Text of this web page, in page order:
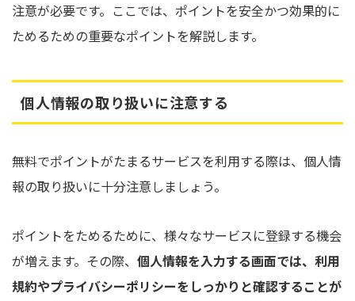
注意が必要です。ここでは、ポイントを安全かつ効果的に
ためるための重要なポイントを解説します。
個人情報の取り扱いに注意する
無料でポイントがたまるサービスを利用する際は、個人情
報の取り扱いに十分注意しましょう。
ポイントをためるために、様々なサービスに登録する機会
が増えます。その際、 個人情報を入力する画面では、利用
規約やプライバシーポリシーをしっかりと確認することが